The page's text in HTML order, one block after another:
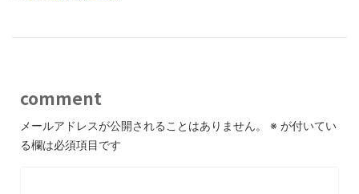
comment
メールアドレスが公開されることはありません。 ※ が付いてい
る欄は必須項目です